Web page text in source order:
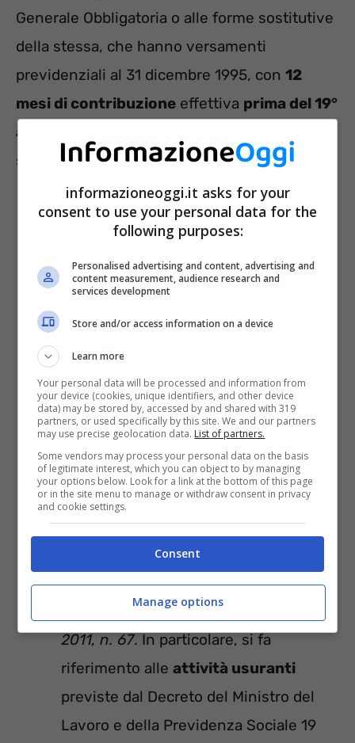
Generale Obbligatoria o alle forme sostitutive
della stessa, che hanno versamenti
previdenziali al 31 dicembre 1995, con 12
mesi di contribuzione effettiva prima del 19°
anno di età
seguenti condizioni:
disoccupazione successiva a
cessazione del rapporto di lavoro per
licenziamento, dimissioni per giusta
causa o risoluzione consensuale e fine
dell’erogazione delle indennità di
disoccupazione da almeno 3 mesi;
invalidità pari o maggiore del 74%;
ruolo di caregivers, da almeno 6 mesi,
del coniuge, di un parente di primo
grado, di un parente o affine di secondo
grado convivente affetto da handicap
grave;
svolgimento di mansioni
particolarmente faticose e pesanti, ai
Decreto Legislativo 21 aprile
2011, n. 67. In particolare, si fa
riferimento alle attività usuranti
previste dal Decreto del Ministro del
Lavoro e della Previdenza Sociale 19
informazioneoggi.it asks for your
consent to use your personal data for the
following purposes:
Personalised advertising and content, advertising and
content measurement, audience research and
services development
Store and/or access information on a device
Learn more
Your personal data will be processed and information from
your device (cookies, unique identifiers, and other device
data) may be stored by, accessed by and shared with 319
partners, or used specifically by this site. We and our partners
may use precise geolocation data. List of partners.
Some vendors may process your personal data on the basis
of legitimate interest, which you can object to by managing
your options below. Look for a link at the bottom of this page
or in the site menu to manage or withdraw consent in privacy
and cookie settings.
Consent
Manage options